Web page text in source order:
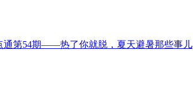
通第54期——热了你就脱，夏天避暑那些事儿